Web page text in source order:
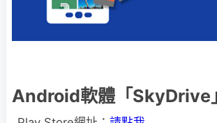
Android軟體「SkyDrive